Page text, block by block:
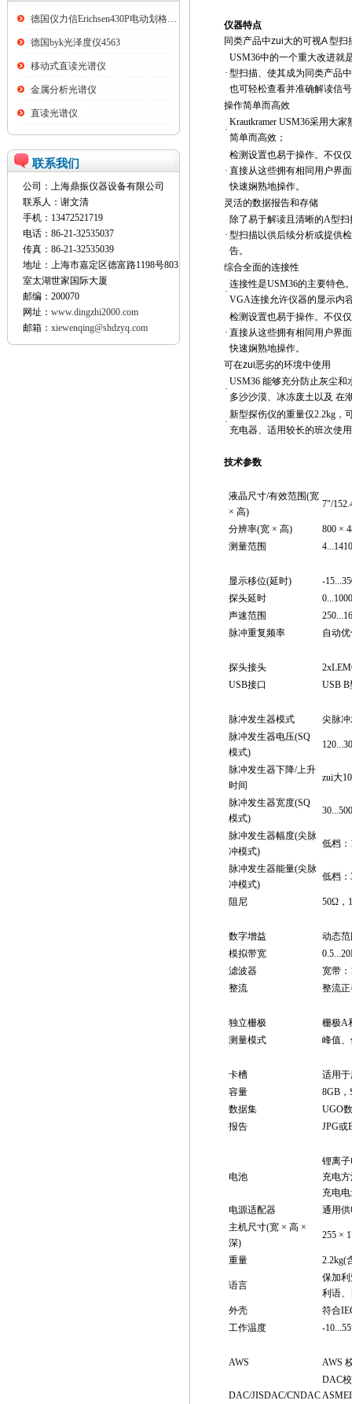
德国仪力信Erichsen430P电动划格试验仪
德国byk光泽度仪4563
移动式直读光谱仪
金属分析光谱仪
直读光谱仪
联系我们
公司：上海鼎振仪器设备有限公司
联系人：谢文清
手机：13472521719
电话：86-21-32535037
传真：86-21-32535039
地址：上海市嘉定区德富路1198号803
室太湖世家国际大厦
邮编：200070
网址： www.dingzhi2000.com
邮箱： xiewenqing@shdzyq.com
仪器特点
同类产品中zui大的可视A 型扫
·
USM36中的一个重大改进就
型扫描、使其成为同类产品
也可轻松查看并准确解读信
操作简单而高效
·
Krautkramer USM36采用大
简单而高效；
·
检测设置也易于操作。不仅
直接从这些拥有相同用户界
快速娴熟地操作。
灵活的数据报告和存储
·
除了易于解读且清晰的A型
型扫描以供后续分析或提供
告。
综合全面的连接性
·
连接性是USM36的主要特色
VGA连接允许仪器的显示内
·
检测设置也易于操作。不仅
直接从这些拥有相同用户界
快速娴熟地操作。
可在zui恶劣的环境中使用
·
USM36 能够充分防止灰尘和
多沙沙漠、冰冻废土以及 在
·
新型探伤仪的重量仅2.2kg，
充电器、适用较长的班次使
技术参数
液晶尺寸/有效范围(宽
× 高)
7"/
分辨率(宽 × 高)
800 ×
测量范围
显示移位(延时)
-
探头延时
声速范围
脉冲重复频率
自动
探头接头
USB接口
USB B
脉冲发生器模式
尖脉
脉冲发生器电压(SQ
模式)
脉冲发生器下降/上升
时间
zui大
脉冲发生器宽度(SQ
模式)
脉冲发生器幅度(尖脉
冲模式)
低档
脉冲发生器能量(尖脉
冲模式)
低档：
阻尼
50Ω，
数字增益
动态范
模拟带宽
滤波器
宽带：
整流
整流
独立栅极
栅极A
测量模式
峰值
卡槽
适用
容量
8GB，
数据集
UGO
报告
JPG或
电池
锂离
充电
充电
电源适配器
通用供
主机尺寸(宽 × 高 ×
深)
255 ×
重量 2.2kg(
语言
保加
利语
外壳
符合
工作温度
-
AWS
AWS
DAC/JISDAC/CNDAC
DAC